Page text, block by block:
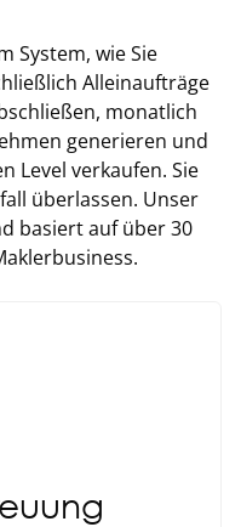
System, wie Sie
Alleinaufträge
monatlich
generieren und
Level verkaufen. Sie
überlassen. Unser
basiert auf über 30